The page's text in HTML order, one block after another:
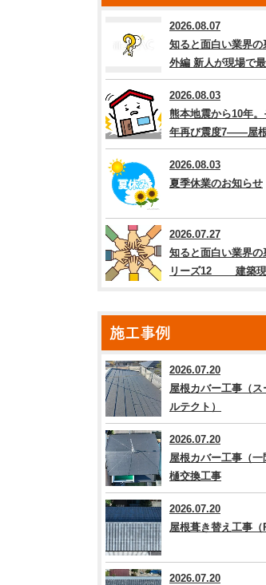
2026.08.07
知ると面白い業界の
外編 新人が現場で
2026.08.03
熊本地震から10年
年再び震度7――屋
2026.08.03
夏季休業のお知らせ
2026.07.27
知ると面白い業界の
リーズ12 建築現
施工事例
2026.07.20
屋根カバー工事（ス
ルテクト）
2026.07.20
屋根カバー工事（一
樋交換工事
2026.07.20
屋根葺き替え工事（
2026.07.20